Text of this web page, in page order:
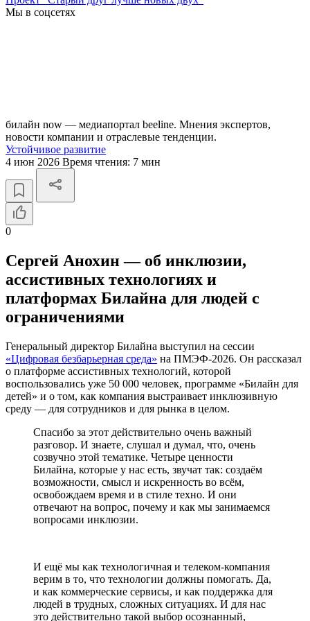
Мы в соцсетях
билайн now — медиапортал beeline. Мнения экспертов,
новости компании и отраслевые тенденции.
Устойчивое развитие
4 июн 2026 Время чтения: 7 мин
0
Сергей Анохин — об инклюзии,
ассистивных технологиях и
платформах Билайна для людей с
ограничениями
Генеральный директор Билайна выступил на сессии
«Цифровая безбарьерная среда» на ПМЭФ-2026. Он рассказал
о платформе ассистивных технологий, которой
воспользовались уже 50 000 человек, программе «Билайн для
детей» и о том, как компания выстраивает инклюзивную
среду — для сотрудников и для рынка в целом.
Спасибо за этот действительно очень важный
разговор. И знаете, слушал и думал, что, очень
созвучно этой тематике. Четыре ценности
Билайна, которые у нас есть, звучат так: создаём
возможности, смысл и искренность во всём,
освобождаем время и в стиле техно. И они
отвечают на вопрос, почему и как мы занимаемся
вопросами инклюзии.
И ещё мы как технологичная и телеком-компания
верим в то, что технологии должны помогать. Да,
и как коммерческие сервисы, и как поддержка для
людей в трудных, сложных ситуациях. И для нас
это действительно такой выбор осознанный,